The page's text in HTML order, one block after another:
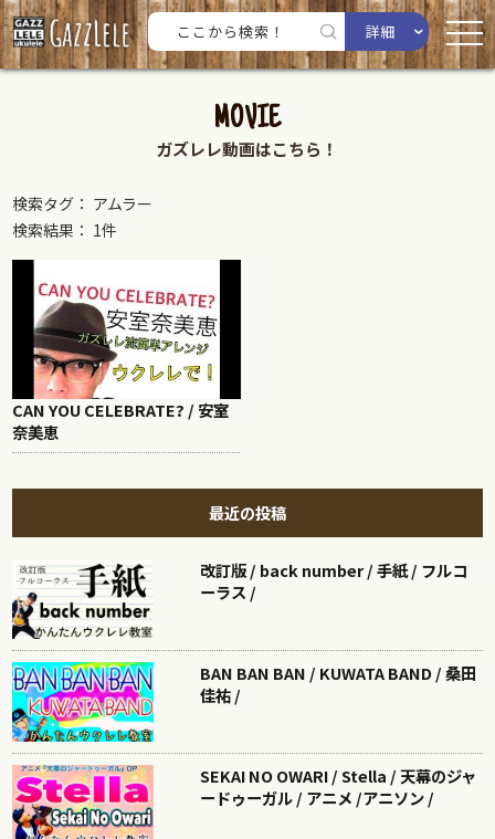
詳細
MOVIE
ガズレレ動画はこちら！
検索タグ： アムラー
検索結果： 1件
CAN YOU CELEBRATE? / 安室
奈美恵
最近の投稿
改訂版 / back number / 手紙 / フルコ
ーラス /
BAN BAN BAN / KUWATA BAND / 桑田
佳祐 /
SEKAI NO OWARI / Stella / 天幕のジャ
ードゥーガル / アニメ /アニソン /